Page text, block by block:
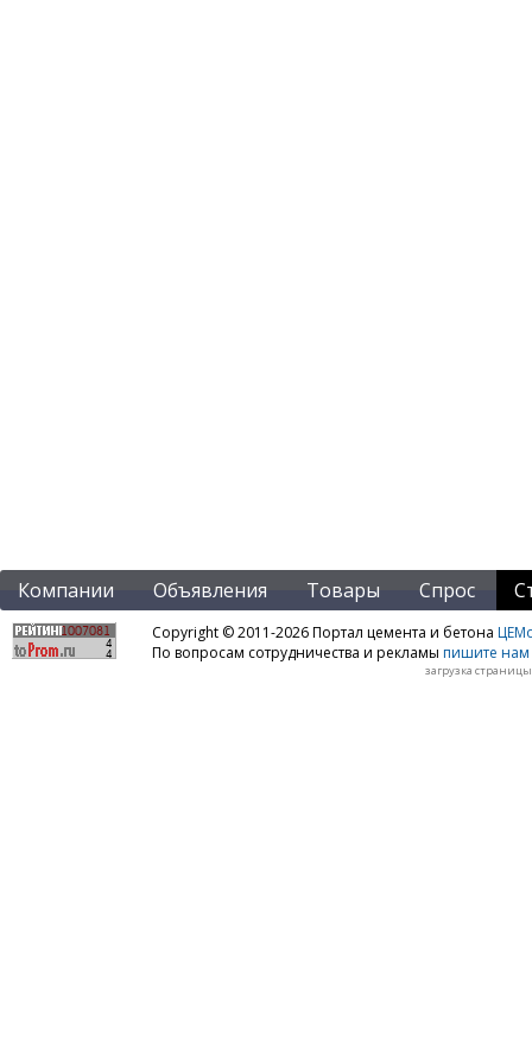
Компании Объявления Товары Спрос
Copyright © 2011-2026 Портал цемента и бетона
По вопросам сотрудничества и рекламы пишите нам
загрузка